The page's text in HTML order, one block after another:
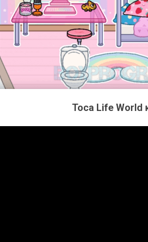
Toca Life World